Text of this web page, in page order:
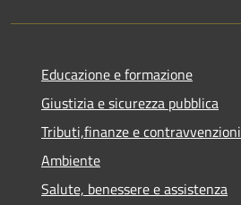
Educazione e formazione
Giustizia e sicurezza pubblica
Tributi,finanze e contravvenzioni
Ambiente
Salute, benessere e assistenza